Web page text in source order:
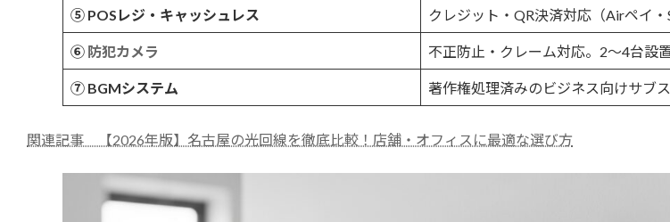
⑤ POSレジ・キャッシュレス クレジット・QR決済対応（Airペイ・
⑥ 防犯カメラ 不正防止・クレーム対応。2〜4台設
⑦ BGMシステム 著作権処理済みのビジネス向けサブス
関連記事 【2026年版】名古屋の光回線を徹底比較！店舗・オフィスに最適な選び方